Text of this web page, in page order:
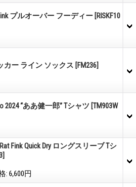
プルオーバー フーディー [RISKF10
カー ライン ソックス [FM236]
2024 “ああ健一郎” Tシャツ [TM903W
Rat Fink Quick Dry ロングスリーブ Tシ
: 6,600円